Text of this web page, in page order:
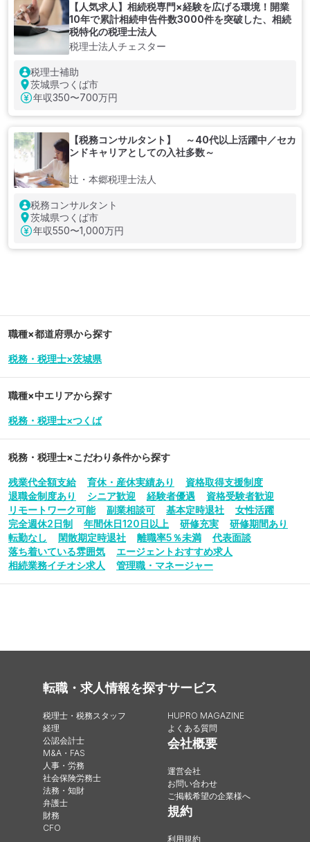
【人気求人】相続税専門×経験を広げる環境！開業
10年で累計相続申告件数3000件を突破した、相続
税特化の税理士法人
税理士法人チェスター
税理士補助
茨城県つくば市
年収350〜700万円
【税務コンサルタント】 ～40代以上活躍中／セカ
ンドキャリアとしての入社多数～
辻・本郷税理士法人
税務コンサルタント
茨城県つくば市
年収550〜1,000万円
職種×都道府県から探す
税務・税理士×茨城県
職種×中エリアから探す
税務・税理士×つくば
税務・税理士×こだわり条件から探す
残業代全額支給 育休・産休実績あり
資格取得支援制度
退職金制度あり
シニア歓迎 経験者優遇
資格受験者歓迎
リモートワーク可能
副業相談可 基本定時退社
女性活躍
完全週休2日制
年間休日120日以上 研修充実
研修期間あり
転勤なし
閑散期定時退社 離職率5％未満
代表面談
落ち着いている雰囲気
エージェントおすすめ求人
相続業務イチオシ求人
管理職・マネージャー
転職・求人情報を探す
税理士・税務スタッフ
経理
公認会計士
M&A・FAS
人事・労務
社会保険労務士
法務・知財
弁護士
財務
CFO
サービス
HUPRO MAGAZINE
よくある質問
会社概要
運営会社
お問い合わせ
ご掲載希望の企業様へ
規約
利用規約